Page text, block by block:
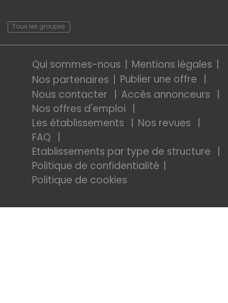
Tous les groupes
Qui sommes-nous
Mentions légales
Nos partenaires
Publier une offre
Nous contacter
Accès annonceurs
Nos offres d'emploi
Les établissements
Nos revues
FAQ
Etablissements par type de structure
Politique de confidentialité
Politique de cookies